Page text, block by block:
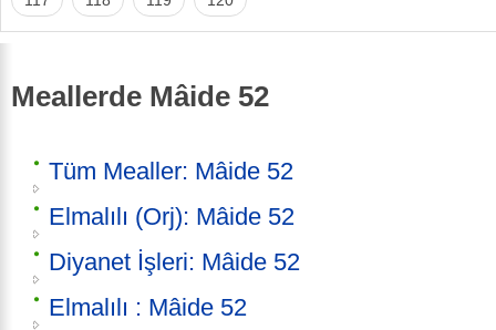
Meallerde Mâide 52
Tüm Mealler: Mâide 52
Elmalılı (Orj): Mâide 52
Diyanet İşleri: Mâide 52
Elmalılı : Mâide 52